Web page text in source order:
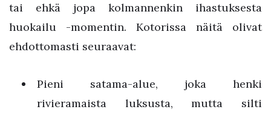
tai ehkä jopa kolmannenkin ihastuksesta
huokailu -momentin. Kotorissa näitä olivat
ehdottomasti seuraavat:
Pieni satama-alue, joka henki
rivieramaista luksusta, mutta silti